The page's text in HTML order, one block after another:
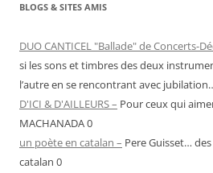
BLOGS & SITES AMIS
DUO CANTICEL "Ballade" de Concerts-
si les sons et timbres des deux
l’autre en se rencontrant avec
D'ICI & D'AILLEURS – Pour ceux qui
MACHANADA 0
un poète en catalan – Pere Guisset…
catalan 0